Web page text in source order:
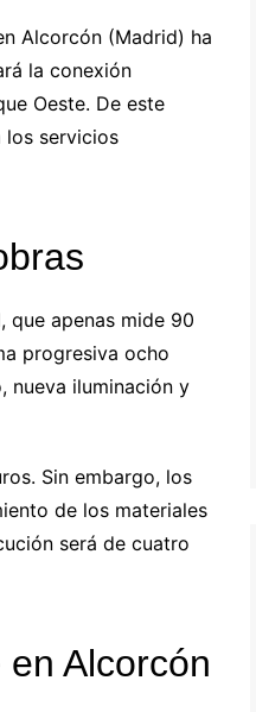
Alcorcón (Madrid) ha
la conexión
Oeste. De este
los servicios
que apenas mide 90
progresiva ocho
nueva iluminación y
Sin embargo, los
de los materiales
será de cuatro
Alcorcón